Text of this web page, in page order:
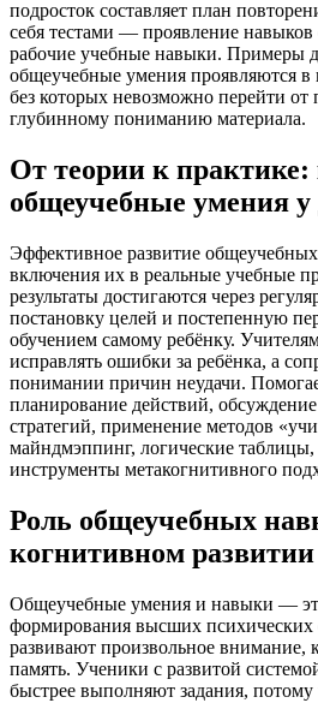
подросток составляет план
себя тестами — проявление
рабочие учебные навыки. Примеры
общеучебные умения проявляются в
без которых невозможно перейти от
глубинному пониманию материала.
От теории к практике:
общеучебные умения у
Эффективное развитие
включения их в реальные учебные
результаты достигаются через
постановку целей и постепенную
обучением самому ребёнку.
исправлять ошибки за ребёнка, а
понимании причин неудачи.
планирование действий,
стратегий, применение методов
майндмэппинг, логические
инструменты метакогнитивного
Роль общеучебных
когнитивном
Общеучебные умения и навыки —
формирования высших
развивают произвольное внимание,
память. Ученики с развитой
быстрее выполняют задания, потому